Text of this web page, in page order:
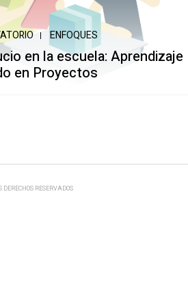
Escuela de
Múltiples
ENFOQUES
en la escuela: Aprendizaje
en Proyectos
DERECHOS RESERVADOS